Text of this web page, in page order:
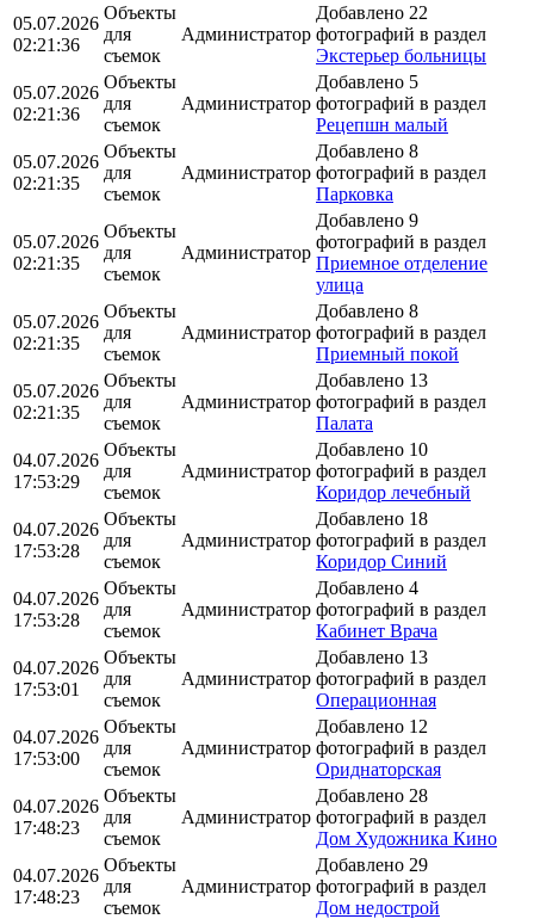
05.07.2026
02:21:36
Объекты
для
съемок
Администратор
Добавлено 22
фотографий в раздел
Экстерьер больницы
05.07.2026
02:21:36
Объекты
для
съемок
Администратор
Добавлено 5
фотографий в раздел
Рецепшн малый
05.07.2026
02:21:35
Объекты
для
съемок
Администратор
Добавлено 8
фотографий в раздел
Парковка
05.07.2026
02:21:35
Объекты
для
съемок
Администратор
Добавлено 9
фотографий в раздел
Приемное отделение
улица
05.07.2026
02:21:35
Объекты
для
съемок
Администратор
Добавлено 8
фотографий в раздел
Приемный покой
05.07.2026
02:21:35
Объекты
для
съемок
Администратор
Добавлено 13
фотографий в раздел
Палата
04.07.2026
17:53:29
Объекты
для
съемок
Администратор
Добавлено 10
фотографий в раздел
Коридор лечебный
04.07.2026
17:53:28
Объекты
для
съемок
Администратор
Добавлено 18
фотографий в раздел
Коридор Синий
04.07.2026
17:53:28
Объекты
для
съемок
Администратор
Добавлено 4
фотографий в раздел
Кабинет Врача
04.07.2026
17:53:01
Объекты
для
съемок
Администратор
Добавлено 13
фотографий в раздел
Операционная
04.07.2026
17:53:00
Объекты
для
съемок
Администратор
Добавлено 12
фотографий в раздел
Ориднаторская
04.07.2026
17:48:23
Объекты
для
съемок
Администратор
Добавлено 28
фотографий в раздел
Дом Художника Кино
04.07.2026
17:48:23
Объекты
для
съемок
Администратор
Добавлено 29
фотографий в раздел
Дом недострой